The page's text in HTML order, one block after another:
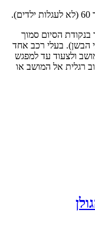
הסיום סמוך
הבשן). בעלי רכב אחד
ולצעוד עד למפגש
רגלית אל המושב או